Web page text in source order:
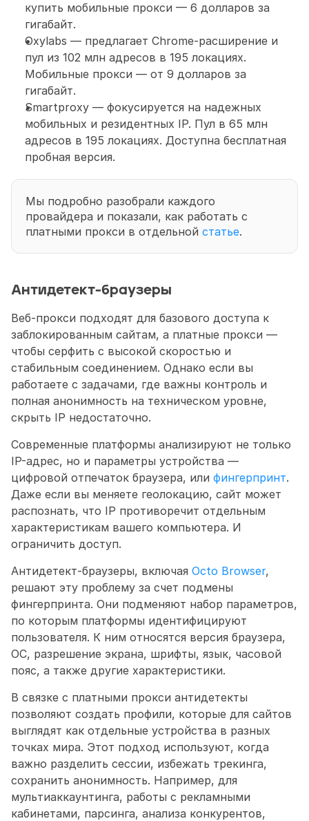
купить мобильные прокси — 6 долларов за
гигабайт.
Oxylabs — предлагает Chrome-расширение и
пул из 102 млн адресов в 195 локациях.
Мобильные прокси — от 9 долларов за
гигабайт.
Smartproxy — фокусируется на надежных
мобильных и резидентных IP. Пул в 65 млн
адресов в 195 локациях. Доступна бесплатная
пробная версия.
Мы подробно разобрали каждого
провайдера и показали, как работать с
платными прокси в отдельной статье.
Антидетект-браузеры
Веб-прокси подходят для базового доступа к
заблокированным сайтам, а платные прокси —
чтобы серфить с высокой скоростью и
стабильным соединением. Однако если вы
работаете с задачами, где важны контроль и
полная анонимность на техническом уровне,
скрыть IP недостаточно.
Современные платформы анализируют не только
IP-адрес, но и параметры устройства —
цифровой отпечаток браузера, или фингерпринт.
Даже если вы меняете геолокацию, сайт может
распознать, что IP противоречит отдельным
характеристикам вашего компьютера. И
ограничить доступ.
Антидетект-браузеры, включая Octo Browser,
решают эту проблему за счет подмены
фингерпринта. Они подменяют набор параметров,
по которым платформы идентифицируют
пользователя. К ним относятся версия браузера,
ОС, разрешение экрана, шрифты, язык, часовой
пояс, а также другие характеристики.
В связке с платными прокси антидетекты
позволяют создать профили, которые для сайтов
выглядят как отдельные устройства в разных
точках мира. Этот подход используют, когда
важно разделить сессии, избежать трекинга,
сохранить анонимность. Например, для
мультиаккаунтинга, работы с рекламными
кабинетами, парсинга, анализа конкурентов,